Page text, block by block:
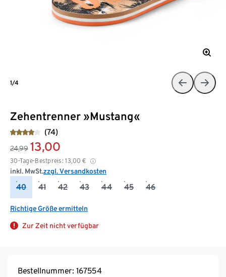
Zehentrenner »Mustang«
(74)
24,99 13,00
30-Tage-Bestpreis: 13,00 €
inkl. MwSt.zzgl. Versandkosten
40 41 42 43 44 45 46
Richtige Größe ermitteln
Zur Zeit nicht verfügbar
1/4
Bestellnummer: 167554